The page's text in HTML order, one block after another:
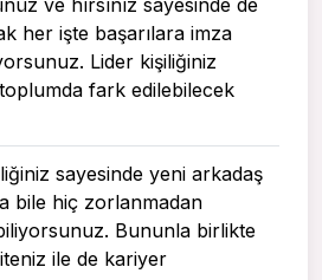
ve hırsınız sayesinde de
her işte başarılara imza
Lider kişiliğiniz
fark edilebilecek
sayesinde yeni arkadaş
bile hiç zorlanmadan
Bununla birlikte
ile de kariyer